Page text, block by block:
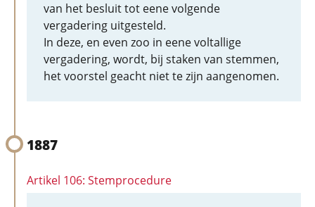
van het besluit tot eene volgende
vergadering uitgesteld.
In deze, en even zoo in eene voltallige
vergadering, wordt, bij staken van stemmen,
het voorstel geacht niet te zijn aangenomen.
1887
Artikel 106: Stemprocedure